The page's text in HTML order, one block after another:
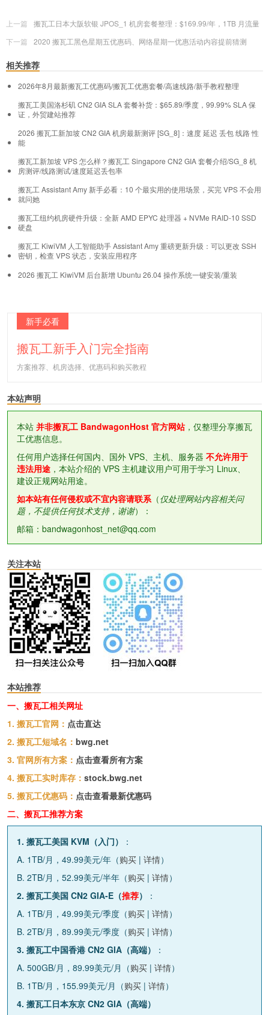
上一篇
搬瓦工日本大阪软银 JPOS_1 机房套餐整理：$169.99/年，1TB 月流量
下一篇
2020 搬瓦工黑色星期五优惠码、网络星期一优惠活动内容提前猜测
相关推荐
2026年8月最新搬瓦工优惠码/搬瓦工优惠套餐/高速线路/新手教程整理
搬瓦工美国洛杉矶 CN2 GIA SLA 套餐补货：$65.89/季度，99.99% SLA 保
证，外贸建站推荐
2026 搬瓦工新加坡 CN2 GIA 机房最新测评 [SG_8]：速度 延迟 丢包 线路 性
能
搬瓦工新加坡 VPS 怎么样？搬瓦工 Singapore CN2 GIA 套餐介绍/SG_8 机
房测评/线路测试/速度延迟丢包率
搬瓦工 Assistant Amy 新手必看：10 个最实用的使用场景，买完 VPS 不会用
就问她
搬瓦工纽约机房硬件升级：全新 AMD EPYC 处理器 + NVMe RAID-10 SSD
硬盘
搬瓦工 KiwiVM 人工智能助手 Assistant Amy 重磅更新升级：可以更改 SSH
密钥，检查 VPS 状态，安装应用程序
2026 搬瓦工 KiwiVM 后台新增 Ubuntu 26.04 操作系统一键安装/重装
新手必看
搬瓦工新手入门完全指南
方案推荐、机房选择、优惠码和购买教程
本站声明
本站 并非搬瓦工 BandwagonHost 官方网站，仅整理分享搬瓦
工优惠信息。
任何用户选择任何国内、国外 VPS、主机、服务器 不允许用于
违法用途 ，本站介绍的 VPS 主机建议用户可用于学习 Linux、
建设正规网站用途。
如本站有任何侵权或不宜内容请联系（仅处理网站内容相关问
题，不提供任何技术支持，谢谢）：
邮箱：bandwagonhost_net@qq.com
关注本站
本站推荐
一、搬瓦工相关网址
1. 搬瓦工官网： 点击直达
2. 搬瓦工短域名： bwg.net
3. 官网所有方案： 点击查看所有方案
4. 搬瓦工实时库存： stock.bwg.net
5. 搬瓦工优惠码： 点击查看最新优惠码
二、搬瓦工推荐方案
1. 搬瓦工美国 KVM（入门）
：
A. 1TB/月，49.99美元/年（购买 | 详情）
B. 2TB/月，52.99美元/半年（购买 | 详情）
2. 搬瓦工美国 CN2 GIA-E（推荐）
：
A. 1TB/月，49.99美元/季度（购买 | 详情）
B. 2TB/月，89.99美元/季度（购买 | 详情）
3. 搬瓦工中国香港 CN2 GIA（高端）
：
A. 500GB/月，89.99美元/月（购买 | 详情）
B. 1TB/月，155.99美元/月（购买 | 详情）
4. 搬瓦工日本东京 CN2 GIA（高端）